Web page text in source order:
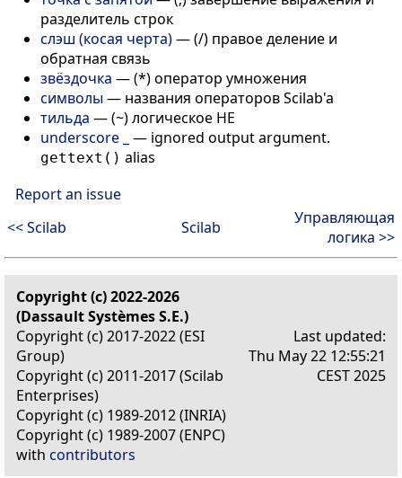
разделитель строк
слэш (косая черта)—(/) правое деление и
обратная связь
звёздочка —(*) оператор умножения
символы— названия операторов Scilab'a
тильда —(~) логическое НЕ
underscore _
— ignored output argument.
gettext() alias
Report an issue
<< Scilab
Scilab
Управляющая
логика >>
Copyright (c) 2022-2026
(Dassault Systèmes S.E.)
Copyright (c) 2017-2022 (ESI
Group)
Copyright (c) 2011-2017 (Scilab
Enterprises)
Copyright (c) 1989-2012 (INRIA)
Copyright (c) 1989-2007 (ENPC)
with contributors
Last updated:
Thu May 22 12:55:21
CEST 2025